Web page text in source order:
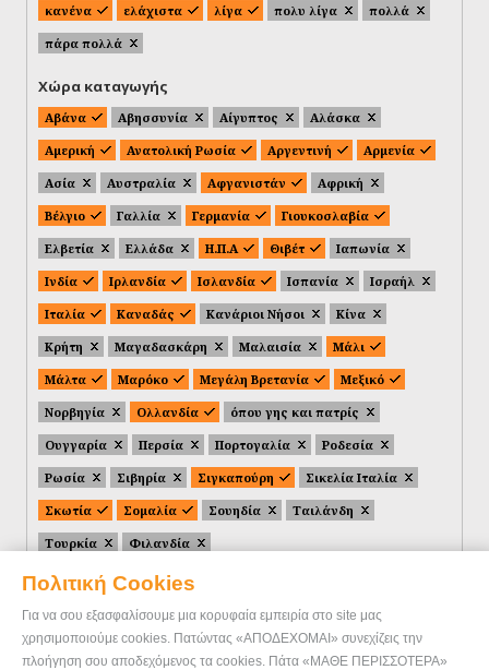
Πολιτική Cookies
Για να σου εξασφαλίσουμε μια κορυφαία εμπειρία στο site μας
χρησιμοποιούμε cookies. Πατώντας «ΑΠΟΔΕΧΟΜΑΙ» συνεχίζεις την
πλοήγηση σου αποδεχόμενος τα cookies. Πάτα «ΜΑΘΕ ΠΕΡΙΣΣΟΤΕΡΑ»
κανένα ελάχιστα λίγα πολυ λίγα
πολλά
πάρα πολλά
Χώρα καταγωγής
Αβάνα Αβησσυνία Αίγυπτος
Αλάσκα
Αμερική
Ανατολική Ρωσία Αργεντινή
Αρμενία
Ασία
Αυστραλία Αφγανιστάν
Αφρική
Βέλγιο
Γαλλία Γερμανία
Γιουκοσλαβία
Ελβετία
Ελλάδα Η.Π.Α Θιβέτ
Ιαπωνία
Ινδία
Ιρλανδία Ισλανδία Ισπανία
Ισραήλ
Ιταλία
Καναδάς Κανάριοι Νήσοι
Κίνα
Κρήτη
Μαγαδασκάρη Μαλαισία
Μάλι
Μάλτα
Μαρόκο Μεγάλη Βρετανία
Μεξικό
Νορβηγία
Ολλανδία
όπου γης και πατρίς
Ουγγαρία
Περσία Πορτογαλία
Ροδεσία
Ρωσία
Σιβηρία Σιγκαπούρη
Σικελία Ιταλία
Σκωτία
Σομαλία Σουηδία
Ταιλάνδη
Τουρκία
Φιλανδία